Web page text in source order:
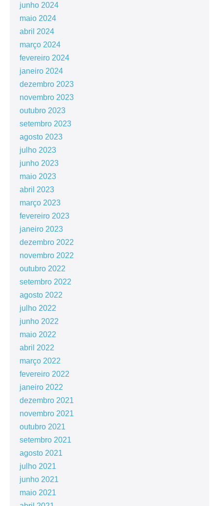
junho 2024
maio 2024
abril 2024
março 2024
fevereiro 2024
janeiro 2024
dezembro 2023
novembro 2023
outubro 2023
setembro 2023
agosto 2023
julho 2023
junho 2023
maio 2023
abril 2023
março 2023
fevereiro 2023
janeiro 2023
dezembro 2022
novembro 2022
outubro 2022
setembro 2022
agosto 2022
julho 2022
junho 2022
maio 2022
abril 2022
março 2022
fevereiro 2022
janeiro 2022
dezembro 2021
novembro 2021
outubro 2021
setembro 2021
agosto 2021
julho 2021
junho 2021
maio 2021